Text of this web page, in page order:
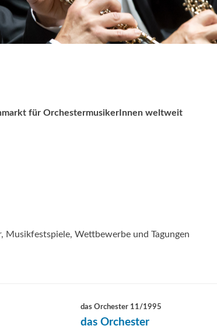
für OrchestermusikerInnen weltweit
Wettbewerbe und Tagungen
das Orchester 11/1995
das Orchester